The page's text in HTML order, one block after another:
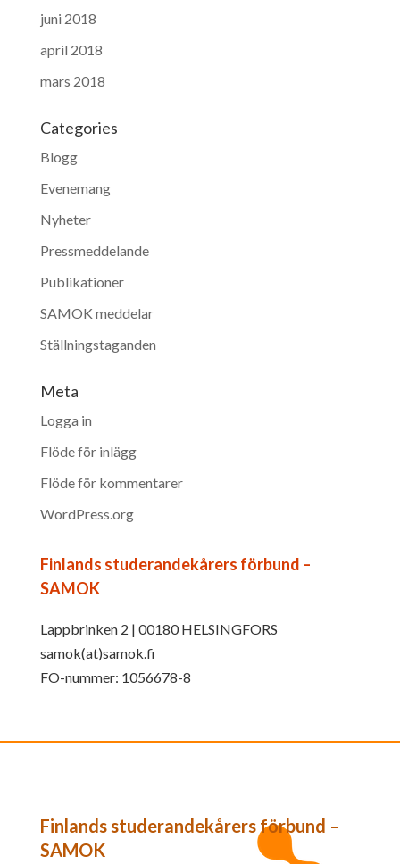
juni 2018
april 2018
mars 2018
Categories
Blogg
Evenemang
Nyheter
Pressmeddelande
Publikationer
SAMOK meddelar
Ställningstaganden
Meta
Logga in
Flöde för inlägg
Flöde för kommentarer
WordPress.org
Finlands studerandekårers förbund –
SAMOK
Lappbrinken 2 | 00180 HELSINGFORS
samok(at)samok.fi
FO-nummer: 1056678-8
Finlands studerandekårers förbund –
SAMOK